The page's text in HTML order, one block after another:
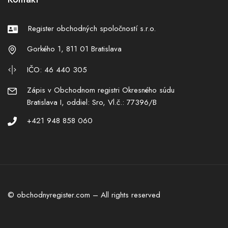
Register obchodných spoločností s.r.o.
Gorkého 1, 811 01 Bratislava
IČO: 46 440 305
Zápis v Obchodnom registri Okresného súdu
Bratislava I, oddiel: Sro, Vl.č.: 77396/B
+421 948 858 060
© obchodnyregister.com – All rights reserved